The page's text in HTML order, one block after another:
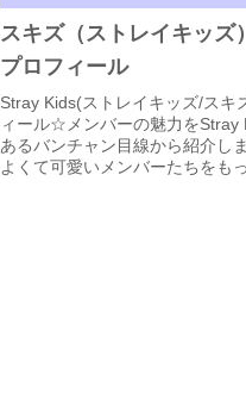
スキズ（ストレイキッ
プロフィール
Stray Kids(ストレイキッズ/スキ
ィール☆メンバーの魅力をStray
あるバンチャン目線から紹介し
よくて可愛いメンバーたちをも